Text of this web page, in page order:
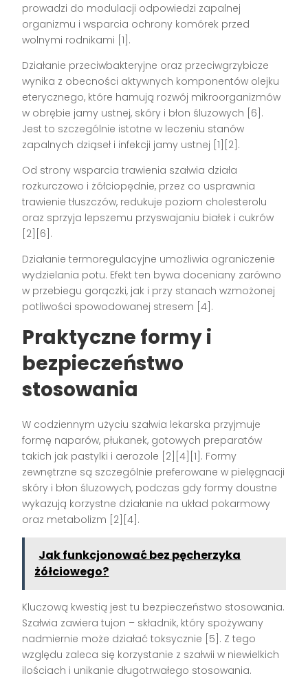
prowadzi do modulacji odpowiedzi zapalnej
organizmu i wsparcia ochrony komórek przed
wolnymi rodnikami [1] .
Działanie przeciwbakteryjne oraz przeciwgrzybicze
wynika z obecności aktywnych komponentów olejku
eterycznego, które hamują rozwój mikroorganizmów
w obrębie jamy ustnej, skóry i błon śluzowych [6] .
Jest to szczególnie istotne w leczeniu stanów
zapalnych dziąseł i infekcji jamy ustnej [1][2] .
Od strony wsparcia trawienia szałwia działa
rozkurczowo i żółciopędnie, przez co usprawnia
trawienie tłuszczów, redukuje poziom cholesterolu
oraz sprzyja lepszemu przyswajaniu białek i cukrów
[2][6] .
Działanie termoregulacyjne umożliwia ograniczenie
wydzielania potu. Efekt ten bywa doceniany zarówno
w przebiegu gorączki, jak i przy stanach wzmożonej
potliwości spowodowanej stresem [4] .
Praktyczne formy i
bezpieczeństwo
stosowania
W codziennym użyciu szałwia lekarska przyjmuje
formę naparów, płukanek, gotowych preparatów
takich jak pastylki i aerozole [2][4][1] . Formy
zewnętrzne są szczególnie preferowane w pielęgnacji
skóry i błon śluzowych, podczas gdy formy doustne
wykazują korzystne działanie na układ pokarmowy
oraz metabolizm [2][4] .
Jak funkcjonować bez pęcherzyka
żółciowego?
Kluczową kwestią jest tu bezpieczeństwo stosowania.
Szałwia zawiera tujon – składnik, który spożywany
nadmiernie może działać toksycznie [5] . Z tego
względu zaleca się korzystanie z szałwii w niewielkich
ilościach i unikanie długotrwałego stosowania.